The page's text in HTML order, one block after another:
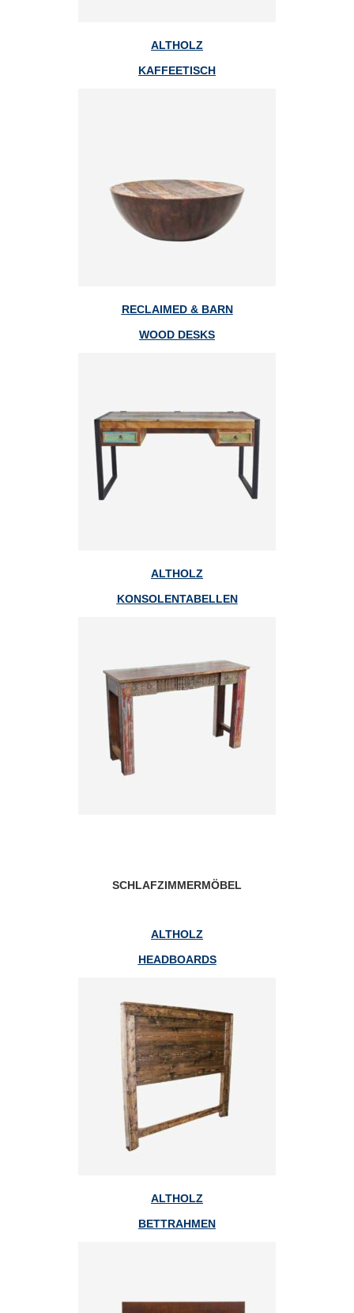
ALTHOLZ
KAFFEETISCH
RECLAIMED & BARN
WOOD DESKS
ALTHOLZ
KONSOLENTABELLEN
SCHLAFZIMMERMÖBEL
ALTHOLZ
HEADBOARDS
ALTHOLZ
BETTRAHMEN